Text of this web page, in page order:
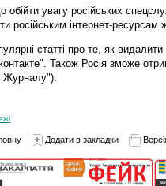
обійти увагу російських
російським інтернет-ресурсам
статті про те, як
Також Росія зможе
Журналу").
Додати в закладки